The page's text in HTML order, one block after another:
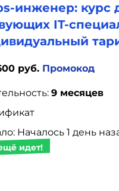
инженер: курс
IT-
руб. Промокод
9 месяцев
Началось 1 день
идет!